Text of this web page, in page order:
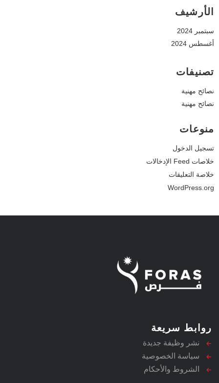
الأرشيف
سبتمبر 2024
أغسطس 2024
تصنيفات
نصائح مهنية
نصائح مهنية
منوعات
تسجيل الدخول
خلاصات Feed الإدخالات
خلاصة التعليقات
WordPress.org
روابط سريعة
نشر وظيفة جديدة
سياسة الخصوصية
الشروط والأحكام